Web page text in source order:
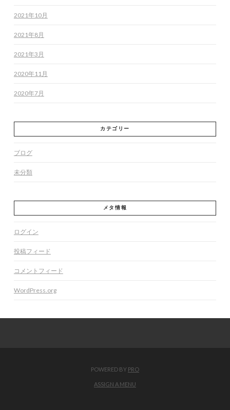
2021年10月
2021年8月
2021年3月
2020年11月
2020年7月
カテゴリー
ブログ
未分類
メタ情報
ログイン
投稿フィード
コメントフィード
WordPress.org
POWERED BY PRO
ASSIGN A MENU